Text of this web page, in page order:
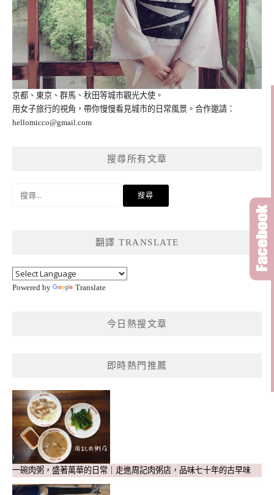
京都、東京、群馬、秋田等城市觀光大使。
用女子旅行的視角，帶你慢慢看見城市的日常風景。合作邀請：
hellomicco@gmail.com
搜尋所有文章
翻譯 TRANSLATE
Powered by Translate
今日熱搜文章
即時熱門推薦
一碗肉粥，盛著萬華的日常｜走進周記肉粥店，品味七十年的古早味